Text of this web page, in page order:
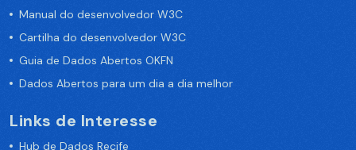
Manual do desenvolvedor W3C
Cartilha do desenvolvedor W3C
Guia de Dados Abertos OKFN
Dados Abertos para um dia a dia melhor
Links de Interesse
Hub de Dados Recife